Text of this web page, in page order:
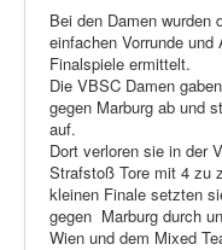
Bei den Damen wurden
einfachen Vorrunde
Finalspiele ermittelt.
Die VBSC Damen
gegen Marburg ab und
auf.
Dort verloren sie in der
Strafstoß Tore mit 4 zu
kleinen Finale setzten
gegen Marburg durch
Wien und dem Mixed